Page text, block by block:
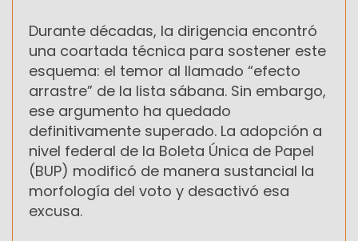
Durante décadas, la dirigencia encontró
una coartada técnica para sostener este
esquema: el temor al llamado “efecto
arrastre” de la lista sábana. Sin embargo,
ese argumento ha quedado
definitivamente superado. La adopción a
nivel federal de la Boleta Única de Papel
(BUP) modificó de manera sustancial la
morfología del voto y desactivó esa
excusa.